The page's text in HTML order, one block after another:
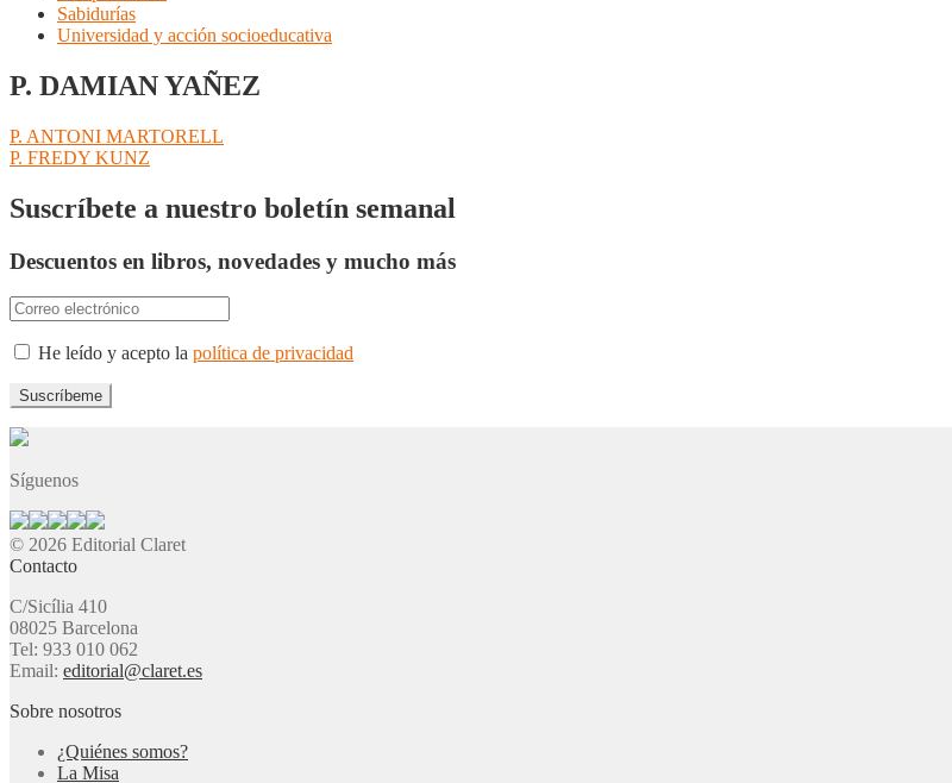
Sabidurías
Universidad y acción socioeducativa
P. DAMIAN YAÑEZ
Navegación
de
entradas
Anterior:
P. ANTONI MARTORELL
Siguiente:
P. FREDY KUNZ
Suscríbete a nuestro boletín semanal
Descuentos en libros, novedades y mucho más
He leído y acepto la política de privacidad
Síguenos
© 2026 Editorial Claret
Contacto
C/Sicília 410
08025 Barcelona
Tel: 933 010 062
Email: editorial@claret.es
Sobre nosotros
¿Quiénes somos?
La Misa